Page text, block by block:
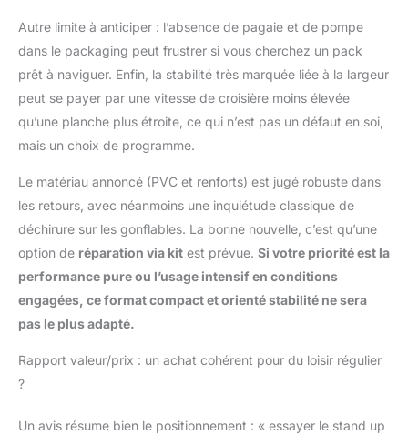
Autre limite à anticiper : l’absence de pagaie et de pompe
dans le packaging peut frustrer si vous cherchez un pack
prêt à naviguer. Enfin, la stabilité très marquée liée à la largeur
peut se payer par une vitesse de croisière moins élevée
qu’une planche plus étroite, ce qui n’est pas un défaut en soi,
mais un choix de programme.
Le matériau annoncé (PVC et renforts) est jugé robuste dans
les retours, avec néanmoins une inquiétude classique de
déchirure sur les gonflables. La bonne nouvelle, c’est qu’une
option de réparation via kit est prévue. Si votre priorité est la
performance pure ou l’usage intensif en conditions
engagées, ce format compact et orienté stabilité ne sera
pas le plus adapté.
Rapport valeur/prix : un achat cohérent pour du loisir régulier
?
Un avis résume bien le positionnement : « essayer le stand up